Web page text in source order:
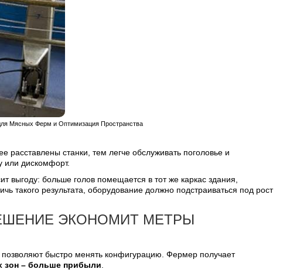
Мясных Ферм и Оптимизация Пространства
станки, тем легче обслуживать поголовье и
или дискомфорт.
выгоду: больше голов помещается в тот же каркас здания,
такого результата, оборудование должно подстраиваться под рост
ЭКОНОМИТ МЕТРЫ
быстро менять конфигурацию. Фермер получает
зон – больше прибыли